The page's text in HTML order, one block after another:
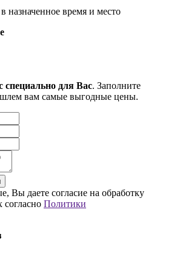
назначенное время и место
специально для Вас. Заполните
вам самые выгодные цены.
Вы даете согласие на обработку
Политики